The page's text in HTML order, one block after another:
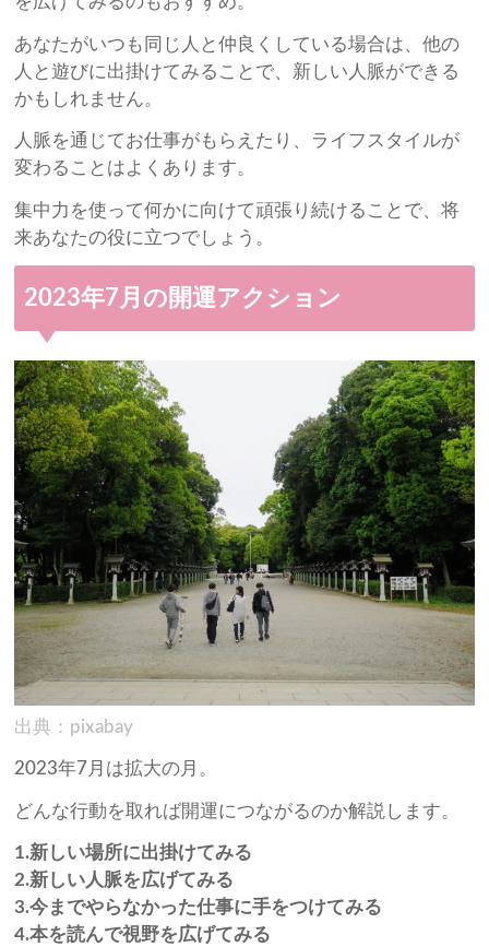
あなたがいつも同じ人と仲良くしている場合は、他の
人と遊びに出掛けてみることで、新しい人脈ができる
かもしれません。
人脈を通じてお仕事がもらえたり、ライフスタイルが
変わることはよくあります。
集中力を使って何かに向けて頑張り続けることで、将
来あなたの役に立つでしょう。
2023年7月の開運アクション
出典：pixabay
2023年7月は拡大の月。
どんな行動を取れば開運につながるのか解説します。
1.新しい場所に出掛けてみる
2.新しい人脈を広げてみる
3.今までやらなかった仕事に手をつけてみる
4.本を読んで視野を広げてみる